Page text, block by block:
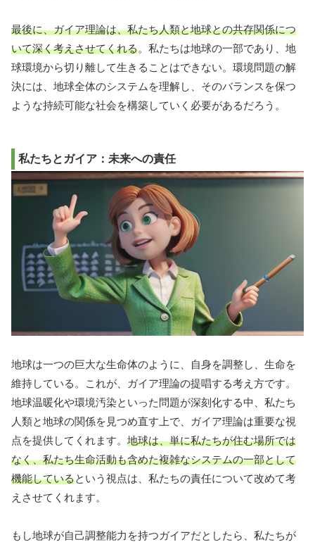
最後に、ガイア理論は、私たち人類と地球との共存関係につ
いて深く考えさせてくれる。私たちは地球の一部であり、地
球環境から切り離して生きることはできない。環境問題の解
決には、地球全体のシステムを理解し、そのバランスを保つ
ような持続可能な社会を構築していく必要があるだろう。
私たちとガイア：未来への責任
地球は一つの巨大な生命体のように、自身を調整し、生命を
維持している。これが、ガイア理論の提唱する考え方です。
地球温暖化や環境汚染といった問題が深刻化する中、私たち
人類と地球の関係を見つめ直す上で、ガイア理論は重要な視
点を提供してくれます。 地球は、単に私たちが住む場所では
なく、私たち生命活動も含めた複雑なシステムの一部として
機能しているという視点は、私たちの責任について改めて考
えさせてくれます。
もし地球が自己調整能力を持つガイアだとしたら、私たちが